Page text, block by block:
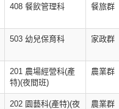
408 餐飲管理科 餐旅群
503 幼兒保育科 家政群
201 農場經營科(產
特)(夜間班)
農業群
202 園藝科(產特)(夜
農業群